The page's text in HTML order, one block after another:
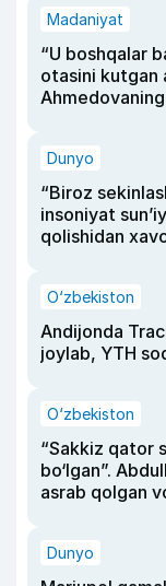
Madaniyat
“U boshqalar
otasini kutgan
Dunyo
“Biroz
insoniyat
qolishidan
O‘zbekiston
Andijonda
joylab, YTH
O‘zbekiston
“Sakkiz qator
bo‘lgan”.
asrab qolgan
Dunyo